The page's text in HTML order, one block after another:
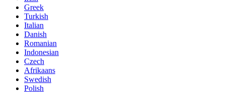
Greek
Turkish
Italian
Danish
Romanian
Indonesian
Czech
Afrikaans
Swedish
Polish